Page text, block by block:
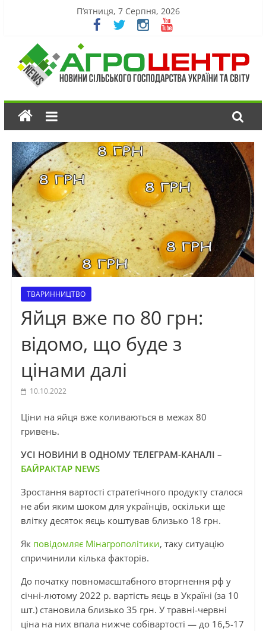
П’ятниця, 7 Серпня, 2026
ТВАРИННИЦТВО
Яйця вже по 80 грн:
відомо, що буде з
цінами далі
10.10.2022
Ціни на яйця вже коливаються в межах 80
гривень.
УСІ НОВИНИ В ОДНОМУ ТЕЛЕГРАМ-КАНАЛІ –
БАЙРАКТАР NEWS
Зростання вартості стратегічного продукту сталося
не аби яким шоком для українців, оскільки ще
влітку десяток яєць коштував близько 18 грн.
Як повідомляє Мінагрополітики, таку ситуацію
спричинили кілька факторів.
До початку повномасштабного вторгнення рф у
січні-лютому 2022 р. вартість яєць в Україні (за 10
шт.) становила близько 35 грн. У травні-червні
ціна на них впала нижче собівартості — до 16,5-17